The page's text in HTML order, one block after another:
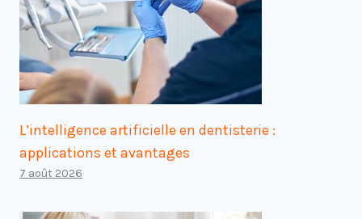
L’intelligence artificielle en dentisterie :
applications et avantages
7 août 2026